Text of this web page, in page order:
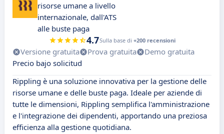
risorse umane a livello
internazionale, dall'ATS
alle buste paga
4.7Sulla base di +200 recensioni
Versione gratuita Prova gratuita
Demo gratuita
Precio bajo solicitud
Rippling è una soluzione innovativa per la gestione delle
risorse umane e delle buste paga. Ideale per aziende di
tutte le dimensioni, Rippling semplifica l'amministrazione
e l'integrazione dei dipendenti, apportando una preziosa
efficienza alla gestione quotidiana.